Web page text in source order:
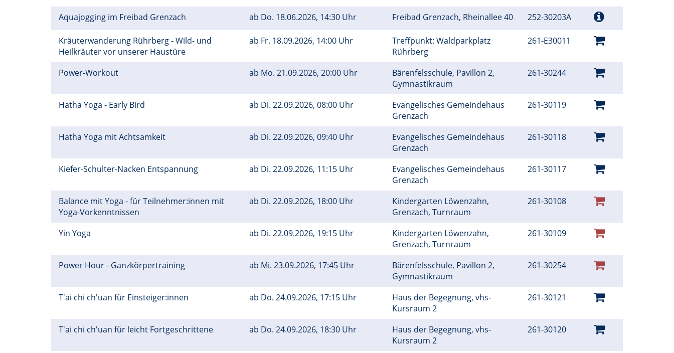
Aquajogging im Freibad Grenzach ab Do. 18.06.2026, 14:30 Uhr Freibad Grenzach, Rheinallee 40 252-30203A
Kräuterwanderung Rührberg - Wild- und
Heilkräuter vor unserer Haustüre
ab Fr. 18.09.2026, 14:00 Uhr
Treffpunkt: Waldparkplatz
Rührberg
261-E30011
Power-Workout ab Mo. 21.09.2026, 20:00 Uhr
Bärenfelsschule, Pavillon 2,
Gymnastikraum
261-30244
Hatha Yoga - Early Bird ab Di. 22.09.2026, 08:00 Uhr
Evangelisches Gemeindehaus
Grenzach
261-30119
Hatha Yoga mit Achtsamkeit ab Di. 22.09.2026, 09:40 Uhr
Evangelisches Gemeindehaus
Grenzach
261-30118
Kiefer-Schulter-Nacken Entspannung ab Di. 22.09.2026, 11:15 Uhr
Evangelisches Gemeindehaus
Grenzach
261-30117
Balance mit Yoga - für Teilnehmer:innen mit
Yoga-Vorkenntnissen
ab Di. 22.09.2026, 18:00 Uhr
Kindergarten Löwenzahn,
Grenzach, Turnraum
261-30108
Yin Yoga ab Di. 22.09.2026, 19:15 Uhr
Kindergarten Löwenzahn,
Grenzach, Turnraum
261-30109
Power Hour - Ganzkörpertraining ab Mi. 23.09.2026, 17:45 Uhr
Bärenfelsschule, Pavillon 2,
Gymnastikraum
261-30254
T'ai chi ch'uan für Einsteiger:innen ab Do. 24.09.2026, 17:15 Uhr
Haus der Begegnung, vhs-
Kursraum 2
261-30121
T'ai chi ch'uan für leicht Fortgeschrittene ab Do. 24.09.2026, 18:30 Uhr
Haus der Begegnung, vhs-
Kursraum 2
261-30120